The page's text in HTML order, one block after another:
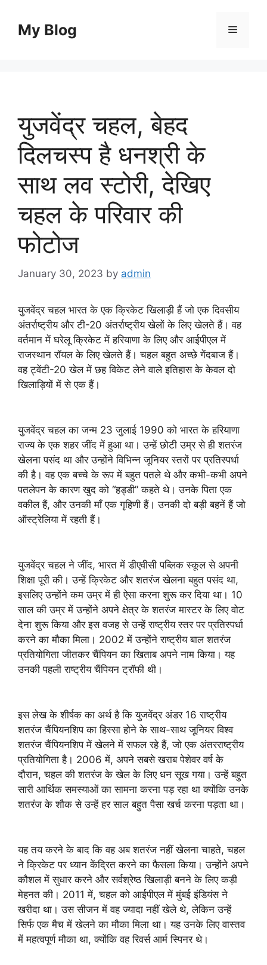
contentMy Blog Menu
युजवेंद्र चहल, बेहद
दिलचस्प है धनश्री के
साथ लव स्टोरी, देखिए
चहल के परिवार की
फोटोज
January 30, 2023 by admin
युजवेंद्र चहल भारत के एक क्रिकेट खिलाड़ी हैं जो एक दिवसीय
अंतर्राष्ट्रीय और टी-20 अंतर्राष्ट्रीय खेलों के लिए खेलते हैं। वह
वर्तमान में घरेलू क्रिकेट में हरियाणा के लिए और आईपीएल में
राजस्थान रॉयल के लिए खेलते हैं। चहल बहुत अच्छे गेंदबाज हैं।
वह ट्वेंटी-20 खेल में छह विकेट लेने वाले इतिहास के केवल दो
खिलाड़ियों में से एक हैं।
युजवेंद्र चहल का जन्म 23 जुलाई 1990 को भारत के हरियाणा
राज्य के एक शहर जींद में हुआ था। उन्हें छोटी उम्र से ही शतरंज
खेलना पसंद था और उन्होंने विभिन्न जूनियर स्तरों पर प्रतिस्पर्धा
की है। वह एक बच्चे के रूप में बहुत पतले थे और कभी-कभी अपने
पतलेपन के कारण खुद को “हड्डी” कहते थे। उनके पिता एक
वकील हैं, और उनकी माँ एक गृहिणी हैं। उनकी दो बड़ी बहनें हैं जो
ऑस्ट्रेलिया में रहती हैं।
युजवेंद्र चहल ने जींद, भारत में डीएवीसी पब्लिक स्कूल से अपनी
शिक्षा पूरी की। उन्हें क्रिकेट और शतरंज खेलना बहुत पसंद था,
इसलिए उन्होंने कम उम्र में ही ऐसा करना शुरू कर दिया था। 10
साल की उम्र में उन्होंने अपने क्षेत्र के शतरंज मास्टर के लिए वोट
देना शुरू किया और इस वजह से उन्हें राष्ट्रीय स्तर पर प्रतिस्पर्धा
करने का मौका मिला। 2002 में उन्होंने राष्ट्रीय बाल शतरंज
प्रतियोगिता जीतकर चैंपियन का खिताब अपने नाम किया। यह
उनकी पहली राष्ट्रीय चैंपियन ट्रॉफी थी।
इस लेख के शीर्षक का अर्थ है कि युजवेंद्र अंडर 16 राष्ट्रीय
शतरंज चैंपियनशिप का हिस्सा होने के साथ-साथ जूनियर विश्व
शतरंज चैंपियनशिप में खेलने में सफल रहे हैं, जो एक अंतरराष्ट्रीय
प्रतियोगिता है। 2006 में, अपने सबसे खराब पेशेवर वर्ष के
दौरान, चहल की शतरंज के खेल के लिए धन सूख गया। उन्हें बहुत
सारी आर्थिक समस्याओं का सामना करना पड़ रहा था क्योंकि उनके
शतरंज के शौक से उन्हें हर साल बहुत पैसा खर्च करना पड़ता था।
यह तय करने के बाद कि वह अब शतरंज नहीं खेलना चाहते, चहल
ने क्रिकेट पर ध्यान केंद्रित करने का फैसला किया। उन्होंने अपने
कौशल में सुधार करने और सर्वश्रेष्ठ खिलाड़ी बनने के लिए कड़ी
मेहनत की। 2011 में, चहल को आईपीएल में मुंबई इंडियंस ने
खरीदा था। उस सीजन में वह ज्यादा नहीं खेले थे, लेकिन उन्हें
सिर्फ एक मैच में खेलने का मौका मिला था। यह उनके लिए वास्तव
में महत्वपूर्ण मौका था, क्योंकि वह रिवर्स आर्म स्पिनर थे।